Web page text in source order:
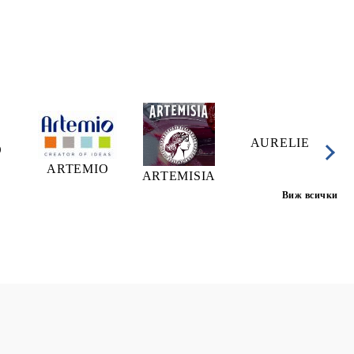
ARTEMIO
ARTEMISIA
AURELIE
Виж всички